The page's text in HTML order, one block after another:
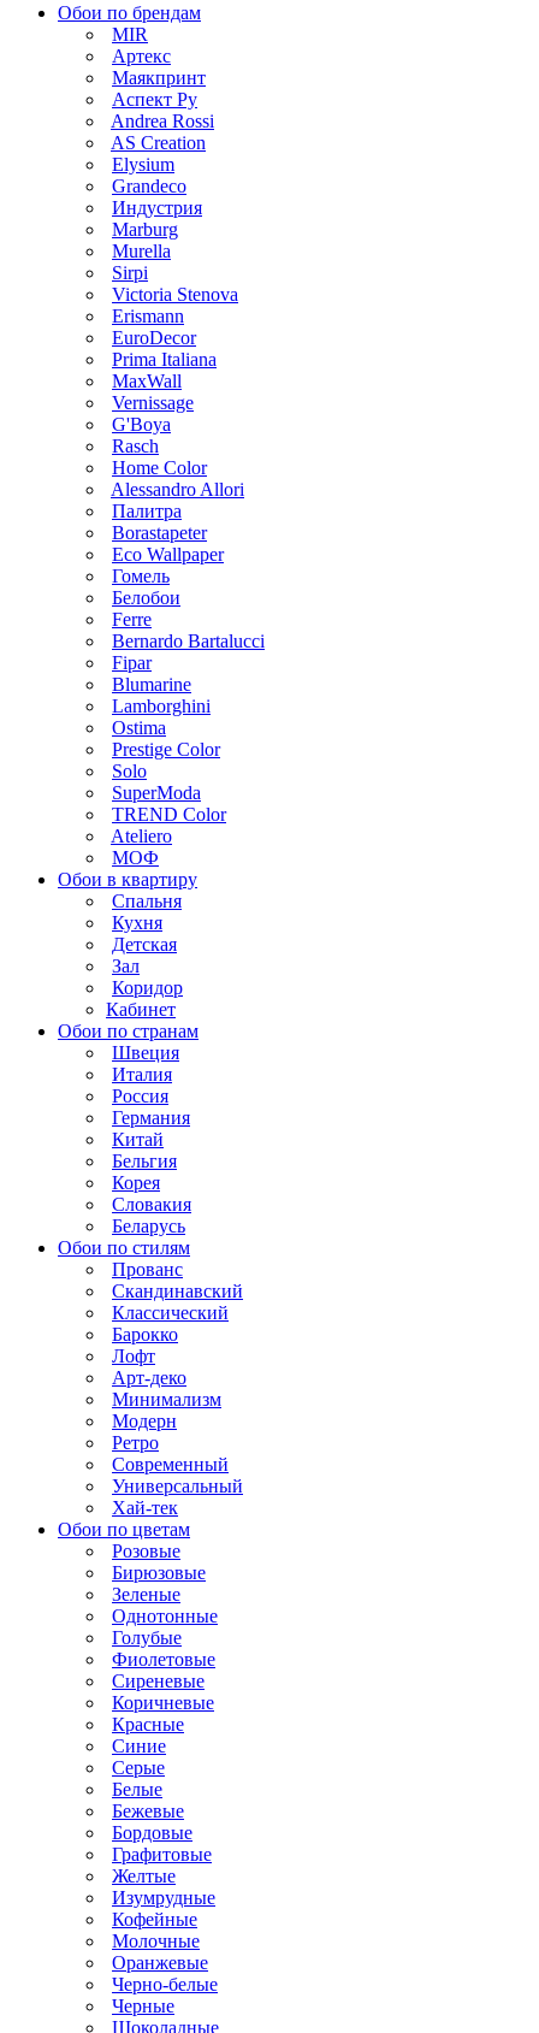
Обои по брендам
MIR
Артекс
Маякпринт
Аспект Ру
Andrea Rossi
AS Creation
Elysium
Grandeco
Индустрия
Marburg
Murella
Sirpi
Victoria Stenova
Erismann
EuroDecor
Prima Italiana
MaxWall
Vernissage
G'Boya
Rasch
Home Color
Alessandro Allori
Палитра
Borastapeter
Eco Wallpaper
Гомель
Белобои
Ferre
Bernardo Bartalucci
Fipar
Blumarine
Lamborghini
Ostima
Prestige Color
Solo
SuperModa
TREND Color
Ateliero
МОФ
Обои в квартиру
Спальня
Кухня
Детская
Зал
Коридор
Кабинет
Обои по странам
Швеция
Италия
Россия
Германия
Китай
Бельгия
Корея
Словакия
Беларусь
Обои по стилям
Прованс
Скандинавский
Классический
Барокко
Лофт
Арт-деко
Минимализм
Модерн
Ретро
Современный
Универсальный
Хай-тек
Обои по цветам
Розовые
Бирюзовые
Зеленые
Однотонные
Голубые
Фиолетовые
Сиреневые
Коричневые
Красные
Синие
Серые
Белые
Бежевые
Бордовые
Графитовые
Желтые
Изумрудные
Кофейные
Молочные
Оранжевые
Черно-белые
Черные
Шоколадные